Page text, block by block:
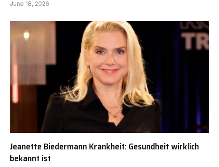
June 18, 2026
Jeanette Biedermann Krankheit: Gesundheit wirklich
bekannt ist